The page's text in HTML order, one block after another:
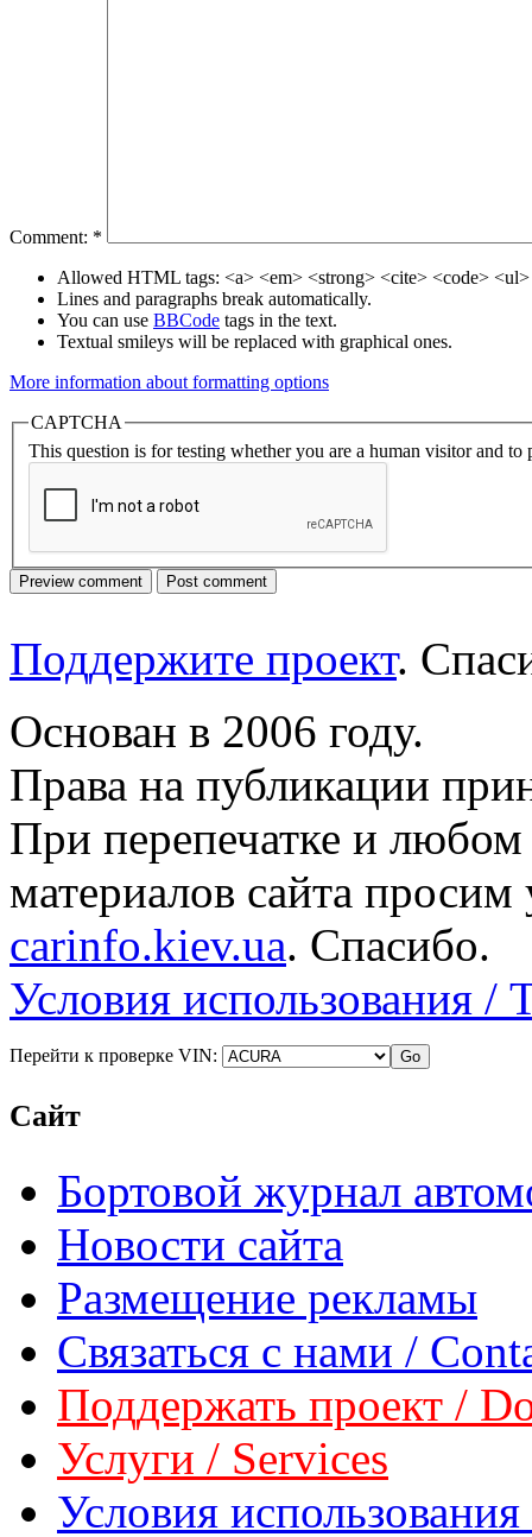
Comment: *
Allowed HTML tags: <a> <em> <strong> <cite> <code>
Lines and paragraphs break automatically.
You can use BBCode tags in the text.
Textual smileys will be replaced with graphical ones.
More information about formatting options
CAPTCHA
This question is for testing whether you are a human visitor and to
Поддержите проект.
Основан в 2006 году.
Права на публикации
При перепечатке и
материалов сайта просим
carinfo.kiev.ua. Спасибо.
Условия использования /
Перейти к проверке VIN:
Сайт
Бортовой журнал
Новости сайта
Размещение рекламы
Связаться с нами /
Поддержать проект /
Услуги / Services
Условия